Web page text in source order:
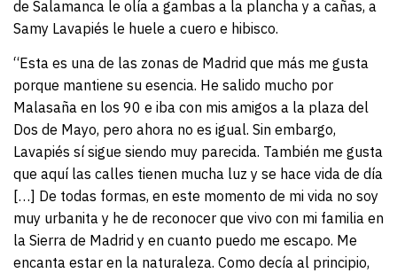
de Salamanca le olía a gambas a la plancha y a cañas, a
Samy Lavapiés le huele a cuero e hibisco.
“Esta es una de las zonas de Madrid que más me gusta
porque mantiene su esencia. He salido mucho por
Malasaña en los 90 e iba con mis amigos a la plaza del
Dos de Mayo, pero ahora no es igual. Sin embargo,
Lavapiés sí sigue siendo muy parecida. También me gusta
que aquí las calles tienen mucha luz y se hace vida de día
[…] De todas formas, en este momento de mi vida no soy
muy urbanita y he de reconocer que vivo con mi familia en
la Sierra de Madrid y en cuanto puedo me escapo. Me
encanta estar en la naturaleza. Como decía al principio,